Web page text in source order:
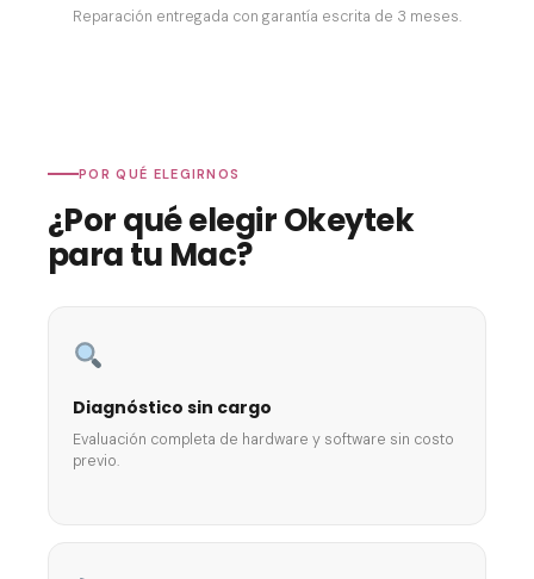
Reparación entregada con garantía escrita de 3 meses.
POR QUÉ ELEGIRNOS
¿Por qué elegir Okeytek
para tu Mac?
Diagnóstico sin cargo
Evaluación completa de hardware y software sin costo
previo.